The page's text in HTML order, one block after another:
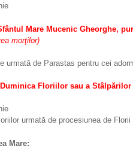
Mare Mucenic Gheorghe,
morţilor)
urmată de Parastas pentru cei
Duminica Floriilor sau a Stâlpărilor
urmată de procesiunea de
Mare: